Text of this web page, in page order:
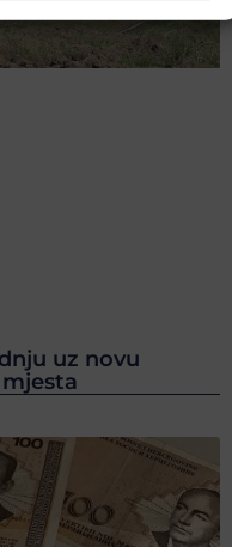
uz novu